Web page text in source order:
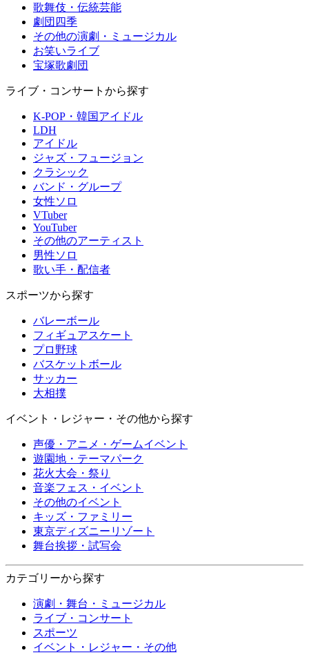
歌舞伎・伝統芸能
劇団四季
その他の演劇・ミュージカル
お笑いライブ
宝塚歌劇団
ライブ・コンサートから探す
K-POP・韓国アイドル
LDH
アイドル
ジャズ・フュージョン
クラシック
バンド・グループ
女性ソロ
VTuber
YouTuber
その他のアーティスト
男性ソロ
歌い手・配信者
スポーツから探す
バレーボール
フィギュアスケート
プロ野球
バスケットボール
サッカー
大相撲
イベント・レジャー・その他から探す
声優・アニメ・ゲームイベント
遊園地・テーマパーク
花火大会・祭り
音楽フェス・イベント
その他のイベント
キッズ・ファミリー
東京ディズニーリゾート
舞台挨拶・試写会
カテゴリーから探す
演劇・舞台・ミュージカル
ライブ・コンサート
スポーツ
イベント・レジャー・その他